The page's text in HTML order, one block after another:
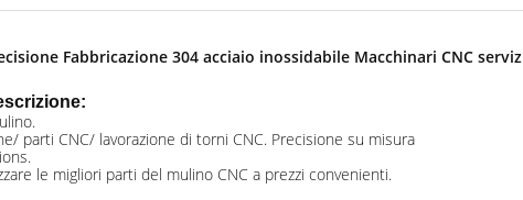
Fabbricazione 304 acciaio inossidabile Macchinari CNC
parti CNC/ lavorazione di torni CNC. Precisione su misura
le migliori parti del mulino CNC a prezzi convenienti.